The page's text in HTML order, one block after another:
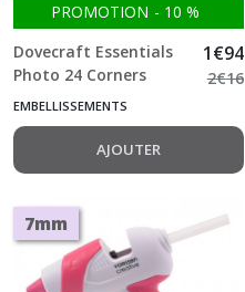
PROMOTION - 10 %
Dovecraft Essentials
Photo 24 Corners
Silver
1€94
2€16
EMBELLISSEMENTS
AJOUTER
7mm